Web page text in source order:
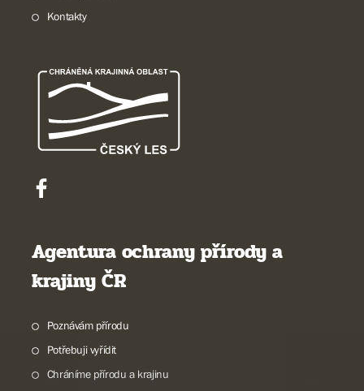
Kontakty
Agentura ochrany přírody a
krajiny ČR
Poznávám přírodu
Potřebuji vyřídit
Chráníme přírodu a krajinu